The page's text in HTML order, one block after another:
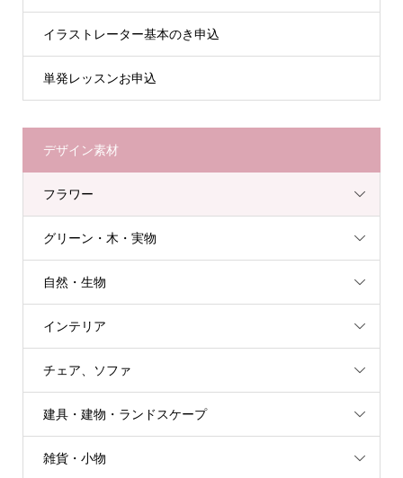
イラストレーター基本のき申込
単発レッスンお申込
デザイン素材
フラワー
グリーン・木・実物
自然・生物
インテリア
チェア、ソファ
建具・建物・ランドスケープ
雑貨・小物